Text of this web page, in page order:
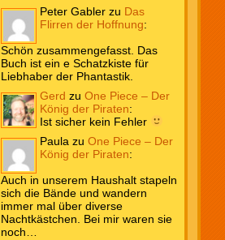
Peter Gabler zu Das
Flirren der Hoffnung:
Schön zusammengefasst. Das
Buch ist ein e Schatzkiste für
Liebhaber der Phantastik.
Gerd zuOne Piece – Der
König der Piraten:
Ist sicher kein Fehler
Paula zuOne Piece – Der
König der Piraten:
Auch in unserem Haushalt stapeln
sich die Bände und wandern
immer mal über diverse
Nachtkästchen. Bei mir waren sie
noch…